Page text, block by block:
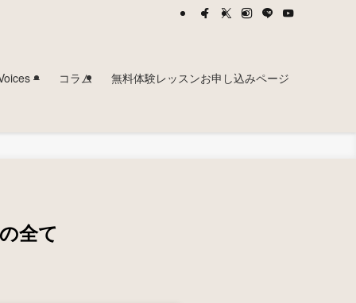
– コラム 無料体験レッスンお申し込みページ
全て